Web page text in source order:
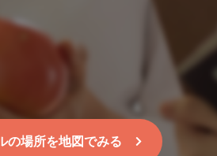
の場所を地図でみる